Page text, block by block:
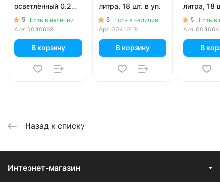
осветлённый 0.2
литра, 18 шт. в уп.
5
Есть в наличии
Арт. 0040993
В корзину
литра, 18 шт. в уп.
5
Есть в наличии
Арт. 0041013
В корзину
литра, 18
5
Есть в
Арт.
В
Назад к списку
Интернет-магазин